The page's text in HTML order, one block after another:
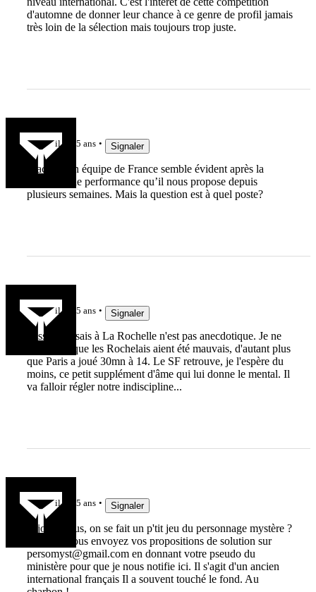
d'automne de donner leur chance à ce genre de profil jamais
très loin de la sélection mais toujours trop juste.
il y a 5 ans Signaler
Macalou en équipe de France semble évident après la
répétition de performance qu’il nous propose depuis
plusieurs semaines. Mais la question est à quel poste?
il y a 5 ans Signaler
Passer 4 essais à La Rochelle n'est pas anecdotique. Je ne
pense pas que les Rochelais aient été mauvais, d'autant plus
que Paris a joué 30mn à 14. Le SF retrouve, je l'espère du
moins, ce petit supplément d'âme qui lui donne le mental. Il
va falloir régler notre indiscipline...
il y a 5 ans Signaler
Bijour à tous, on se fait un p'tit jeu du personnage mystère ?
Rappel : vous envoyez vos propositions de solution sur
persomyst@gmail.comen donnant votre pseudo du
ministère pour que je nous notifie ici. Il s'agit d'un ancien
international français Il a souvent touché le fond. Au